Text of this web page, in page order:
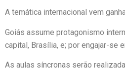
A temática internacional vem
Goiás assume protagonismo
capital, Brasília, e; por engajar-se
As aulas síncronas serão